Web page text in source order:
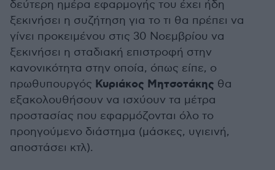
δεύτερη ημέρα εφαρμογής του έχει ήδη
ξεκινήσει η συζήτηση για το τι θα πρέπει να
γίνει προκειμένου στις 30 Νοεμβρίου να
ξεκινήσει η σταδιακή επιστροφή στην
κανονικότητα στην οποία, όπως είπε, ο
πρωθυπουργός Κυριάκος Μητσοτάκης θα
εξακολουθήσουν να ισχύουν τα μέτρα
προστασίας που εφαρμόζονται όλο το
προηγούμενο διάστημα (μάσκες, υγιεινή,
αποστάσει κτλ).